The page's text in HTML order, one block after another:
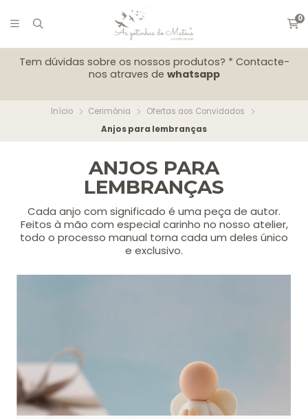
0
Tem dúvidas sobre os nossos produtos? * Contacte-
nos atraves de whatsapp
Início Cerimónia
Ofertas aos Convidados
Anjos para lembranças
ANJOS PARA
LEMBRANÇAS
Cada anjo com significado é uma peça de autor.
Feitos à mão com especial carinho no nosso atelier,
todo o processo manual torna cada um deles único
e exclusivo.